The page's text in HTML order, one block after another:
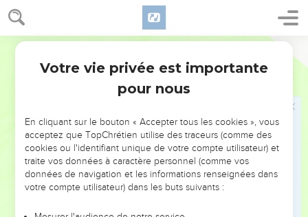
Esaïe 53
*Pareil à un agneau qu'on mène à l’abattoir, à une brebis
muette devant ceux qui la tondent, il n'a pas ouvert la
bouche.
Il a été enlevé sous la contrainte et sous le jugement, et
dans sa génération qui s’est inquiété de son sort ? Qui s’est
soucié de ce qu’il était exclu de la terre des vivants, frappé à
cause de la révolte de mon peuple ?
On a mis son tombeau parmi les méchants, sa tombe avec
le riche, alors qu'il *n'avait pas commis de violence et qu'il
n'y avait pas eu de tromperie dans sa bouche.
L'Eternel a voulu le briser par la souffrance. Si tu fais de sa
vie un sacrifice de culpabilité, il verra une descendance et
Votre vie privée est importante
pour nous
En cliquant sur le bouton « Accepter tous les cookies », vous
acceptez que TopChrétien utilise des traceurs (comme des
cookies ou l'identifiant unique de votre compte utilisateur) et
traite vos données à caractère personnel (comme vos
données de navigation et les informations renseignées dans
votre compte utilisateur) dans les buts suivants :